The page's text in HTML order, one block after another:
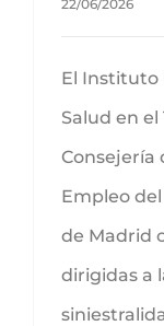
22/06/2026
El Instituto
Salud en
Consejería
Empleo
de Madrid
dirigidas a